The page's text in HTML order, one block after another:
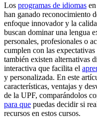
Los programas de idiomas
han ganado reconocimiento
enfoque innovador y la
buscan dominar una lengua
personales, profesionales o
cumplen con las
también existen alternativas
interactiva que facilita el
y personalizada. En este
características, ventajas y
de la UPF, comparándolos
para que puedas decidir si
recursos en estos cursos.